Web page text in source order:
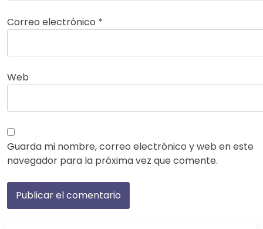
Correo electrónico *
Web
Guarda mi nombre, correo electrónico y web en este
navegador para la próxima vez que comente.